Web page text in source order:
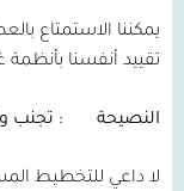
يمكننا الاستمتاع
تقييد أنفسنا بأنظمة
النصيحة : تجنب
لا داعي للتخطيط